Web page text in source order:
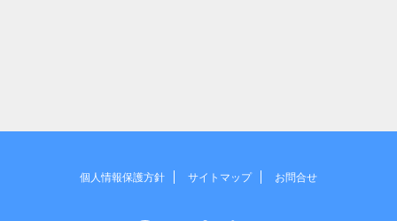
個人情報保護方針 サイトマップ お問合せ